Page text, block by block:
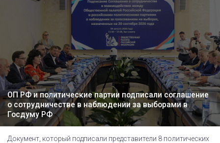
ОП РФ и политические партии подписали соглашение
о сотрудничестве в наблюдении за выборами в
Госдуму РФ
Документ, который подписали представители 8 политических